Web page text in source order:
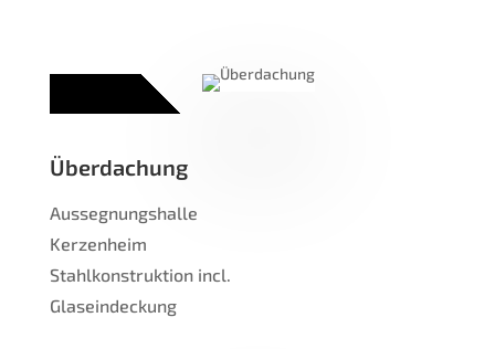
Über­da­chung
Aus­seg­nungs­hal­le
Kerzenheim
Stahl­kon­struk­ti­on incl.
Glaseindeckung